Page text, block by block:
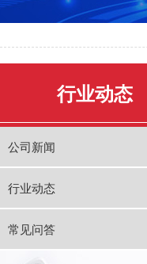
行业动态
公司新闻
行业动态
常见问答